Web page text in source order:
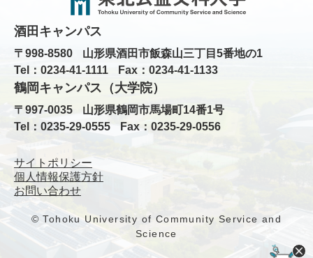
酒田キャンパス
〒998-8580
山形県酒田市飯森山三丁目5番地の1
Tel：0234-41-1111
Fax：0234-41-1133
鶴岡キャンパス（大学院）
〒997-0035
山形県鶴岡市馬場町14番1号
Tel：0235-29-0555
Fax：0235-29-0556
サイトポリシー
個人情報保護方針
お問い合わせ
© Tohoku University of Community Service and
Science